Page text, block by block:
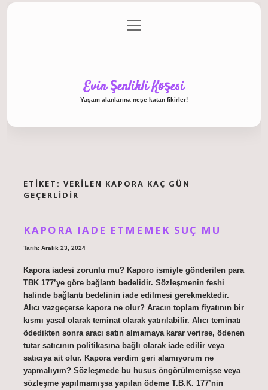
Gizlilik Politikası
menüyü
aç
Evin Şenlikli Köşesi
Yaşam alanlarına neşe katan fikirler!
ETIKET: VERILEN KAPORA KAÇ GÜN
GEÇERLIDIR
KAPORA IADE ETMEMEK SUÇ MU
Tarih: Aralık 23, 2024
Kapora iadesi zorunlu mu? Kaporo ismiyle gönderilen para
TBK 177’ye göre bağlantı bedelidir. Sözleşmenin feshi
halinde bağlantı bedelinin iade edilmesi gerekmektedir.
Alıcı vazgeçerse kapora ne olur? Aracın toplam fiyatının bir
kısmı yasal olarak teminat olarak yatırılabilir. Alıcı teminatı
ödedikten sonra aracı satın almamaya karar verirse, ödenen
tutar satıcının politikasına bağlı olarak iade edilir veya
satıcıya ait olur. Kapora verdim geri alamıyorum ne
yapmalıyım? Sözleşmede bu husus öngörülmemişse veya
sözleşme yapılmamışsa yapılan ödeme T.B.K. 177’nin